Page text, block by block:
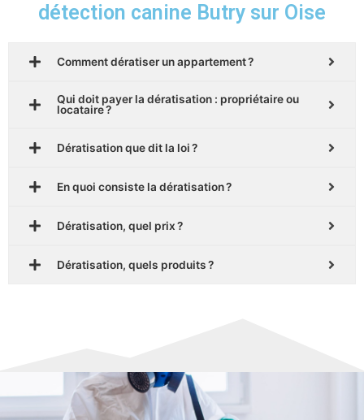
détection canine Butry sur Oise
Comment dératiser un appartement ?
Qui doit payer la dératisation : propriétaire ou
locataire ?
Dératisation que dit la loi ?
En quoi consiste la dératisation ?
Dératisation, quel prix ?
Dératisation, quels produits ?